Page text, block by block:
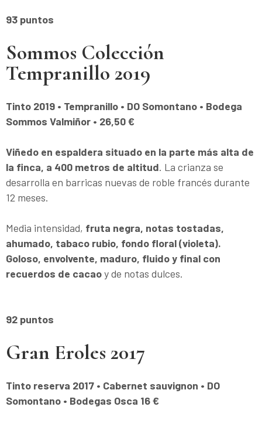
93 puntos
Sommos Colección
Tempranillo 2019
Tinto 2019 • Tempranillo • DO Somontano • Bodega
Sommos Valmiñor • 26,50 €
Viñedo en espaldera situado en la parte más alta de
la finca, a 400 metros de altitud. La crianza se
desarrolla en barricas nuevas de roble francés durante
12 meses.
Media intensidad, fruta negra, notas tostadas,
ahumado, tabaco rubio, fondo floral (violeta).
Goloso, envolvente, maduro, fluido y final con
recuerdos de cacaoy de notas dulces.
92 puntos
Gran Eroles 2017
Tinto reserva 2017 • Cabernet sauvignon • DO
Somontano • Bodegas Osca 16 €